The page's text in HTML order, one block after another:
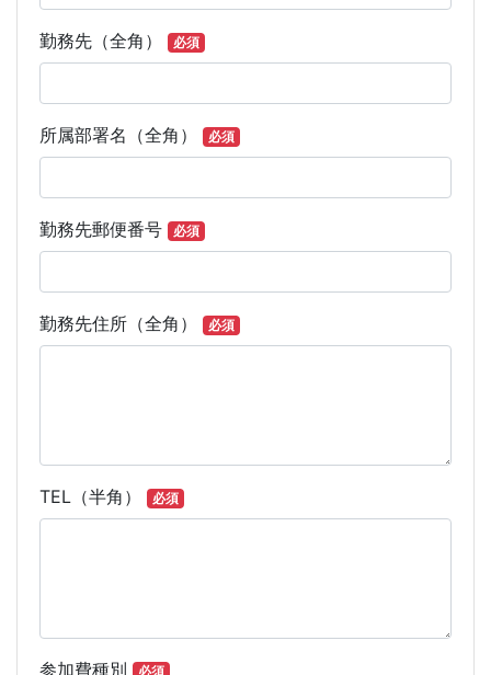
勤務先（全角） 必須
所属部署名（全角） 必須
勤務先郵便番号 必須
勤務先住所（全角） 必須
TEL（半角） 必須
参加費種別 必須